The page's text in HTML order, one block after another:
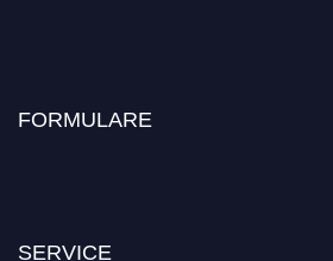
FORMULARE
SERVICE